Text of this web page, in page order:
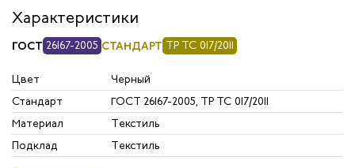
Характеристики
ГОСТ 26167-2005 СТАНДАРТ ТР ТС 017/2011
Цвет
Черный
Стандарт
ГОСТ 26167-2005, ТР ТС 017/2011
Материал
Текстиль
Подклад
Текстиль